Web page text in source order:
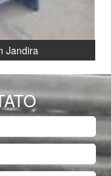
Jandira